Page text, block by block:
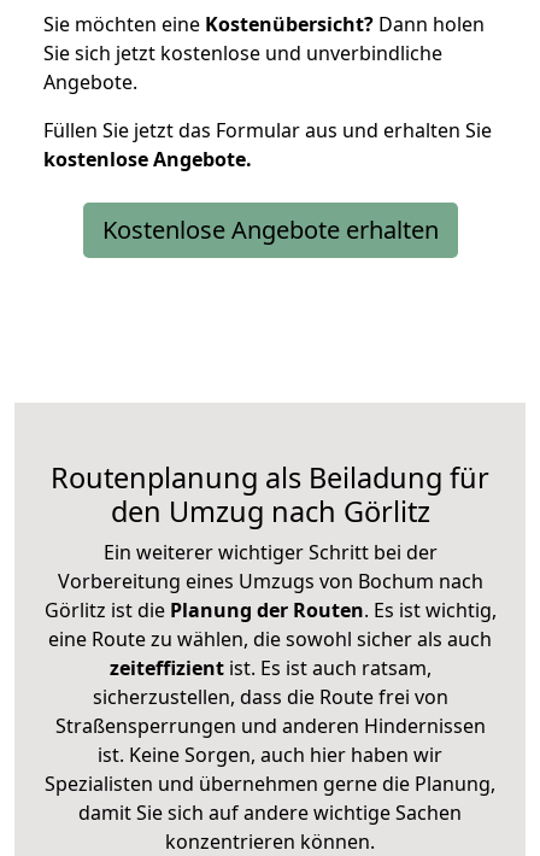
Sie möchten eine Kostenübersicht? Dann holen
Sie sich jetzt kostenlose und unverbindliche
Angebote.
Füllen Sie jetzt das Formular aus und erhalten Sie
kostenloseAngebote.
Kostenlose Angebote erhalten
Routenplanung als Beiladung für
den Umzug nach Görlitz
Ein weiterer wichtiger Schritt bei der
Vorbereitung eines Umzugs von Bochum nach
Görlitz ist diePlanung der Routen. Es ist wichtig,
eine Route zu wählen, die sowohl sicher als auch
zeiteffizientist. Es ist auch ratsam,
sicherzustellen, dass die Route frei von
Straßensperrungen und anderen Hindernissen
ist. Keine Sorgen, auch hier haben wir
Spezialisten und übernehmen gerne die Planung,
damit Sie sich auf andere wichtige Sachen
konzentrieren können.